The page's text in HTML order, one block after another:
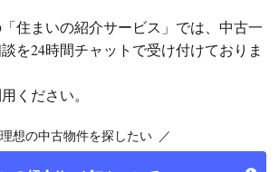
住まいの紹介サービス」では、中古一
を24時間チャットで受け付けておりま
ください。
想の中古物件を探したい ／